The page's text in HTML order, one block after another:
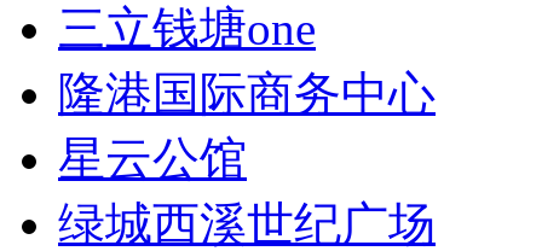
三立钱塘one
隆港国际商务中心
星云公馆
绿城西溪世纪广场